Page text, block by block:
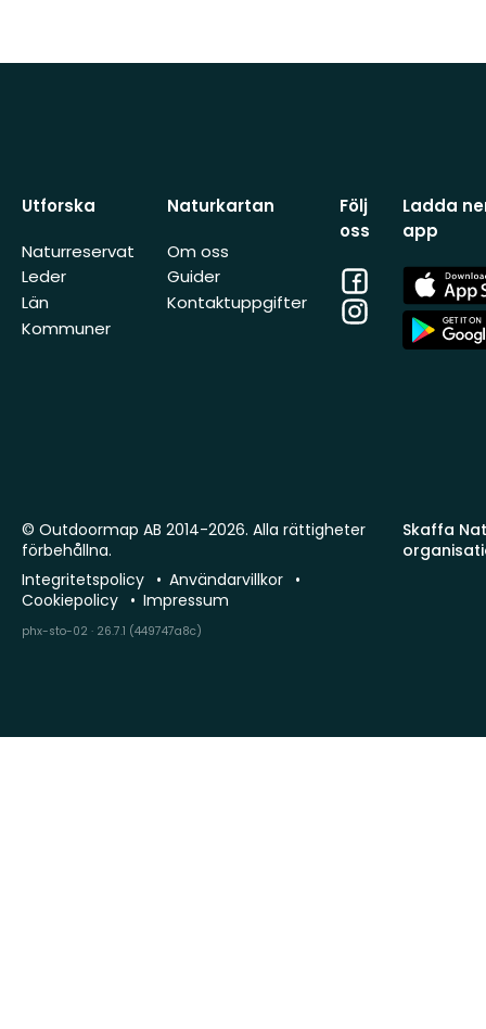
Utforska
Naturreservat
Leder
Län
Kommuner
Naturkartan
Om oss
Guider
Kontaktuppgifter
Följ
oss
Facebook
Instagram
Ladda
app
App
Store
App
Store
Skaffa
© Outdoormap AB 2014-2026. Alla rättigheter
förbehållna.
Integritetspolicy
Användarvillkor
Cookiepolicy
Impressum
phx-sto-02 · 26.7.1 (449747a8c)